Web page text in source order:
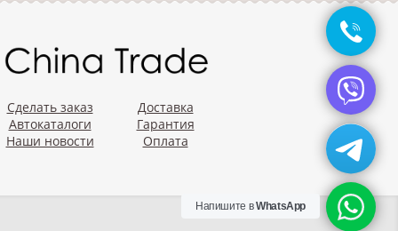
Сделать заказ
Автокаталоги
Наши новости
Доставка
Гарантия
Оплата
Напишите вWhatsApp